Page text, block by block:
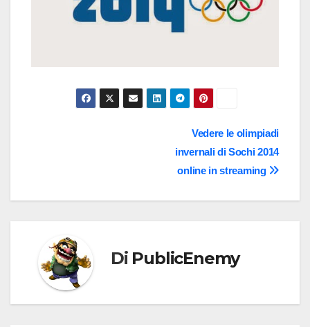
Vedere le olimpiadi
invernali di Sochi 2014
online in streaming
Di PublicEnemy